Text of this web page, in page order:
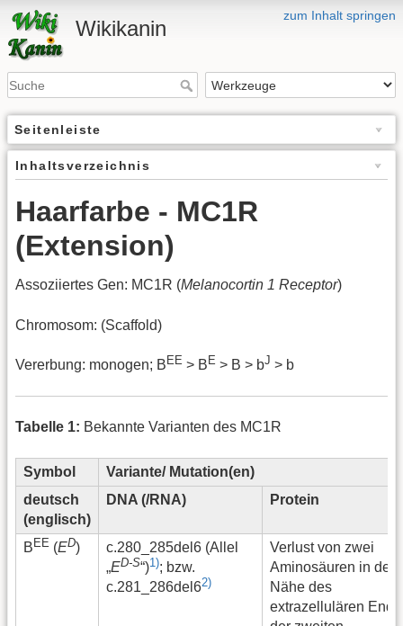
zum Inhalt springen
Wikikanin
Seitenleiste
Inhaltsverzeichnis
Haarfarbe - MC1R
(Extension)
Assoziiertes Gen: MC1R (Melanocortin 1 Receptor)
Chromosom: (Scaffold)
Vererbung: monogen; B EE > B E > B > bJ > b
Tabelle 1: Bekannte Varianten des MC1R
Symbol
Variante/ Mutation(en)
deutsch
(englisch)
DNA (/RNA) Protein
BEE (ED)
c.280_285del6 (Allel
„ED-S“)1); bzw.
c.281_286del62)
Verlust von zwei
Aminosäuren in der
Nähe des
extrazellulären